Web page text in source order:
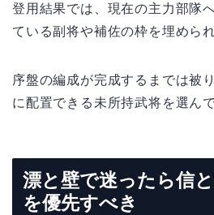
登用結果では、現在の主力部隊
ている副将や補佐の枠を埋めら
序盤の編成が完成するまでは被
に配置できる未所持武将を選ん
漂と壁で迷ったら信
を優先すべき